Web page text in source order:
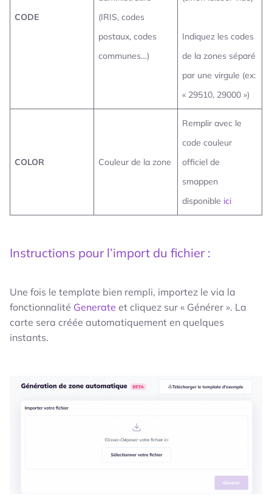
CODE
(IRIS, codes
postaux, codes
communes…)
Indiquez les codes
de la zones séparé
par une virgule (ex:
« 29510, 29000 »)
COLOR Couleur de la zone
Remplir avec le
code couleur
officiel de
smappen
disponible ici
Instructions pour l’import du fichier :
Une fois le template bien rempli, importez le via la
fonctionnalité Generate et cliquez sur « Générer ». La
carte sera créée automatiquement en quelques
instants.